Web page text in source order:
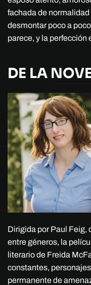
fachada de
desmontar poco a
parece, y la perfección
DE LA
Dirigida por Paul Feig,
entre géneros, la
literario de Freida
constantes,
permanente de